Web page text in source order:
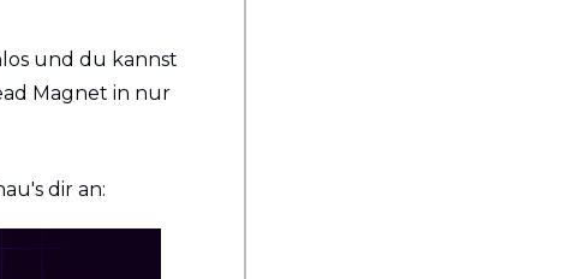
und du kannst
Magnet in nur
dir an: